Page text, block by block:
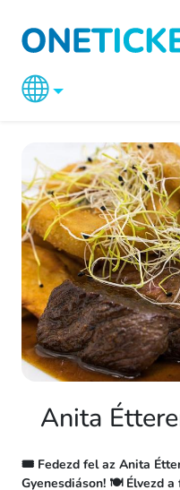
Anita
🎟️ Fedezd fel az Anita
Gyenesdiáson! 🍽️ Élvezd